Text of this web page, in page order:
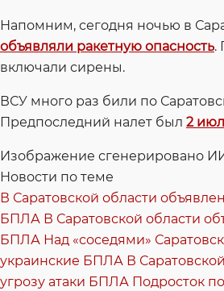
Напомним, сегодня ночью в
объявляли ракетную опасность.
включали сирены.
ВСУ много раз били по
Предпоследний налет был 2
Изображение сгенерировано
Новости по теме
В Саратовской области
БПЛА В Саратовской области
БПЛА Над «соседями»
украинские БПЛА В
угрозу атаки БПЛА Подросток